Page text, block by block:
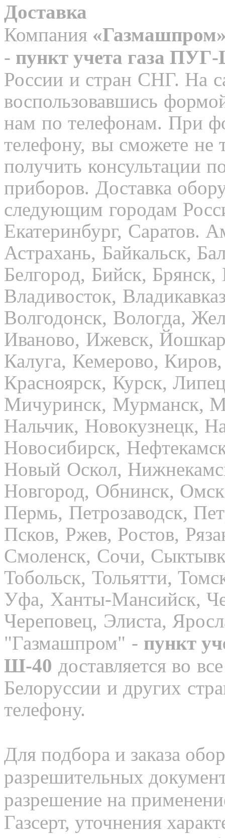
Доставка
Компания
- пункт учета газа
России и стран СНГ. На
воспользовавшись
нам по телефонам. При
телефону, вы сможете не
получить консультации
приборов. Доставка
следующим городам
Екатеринбург, Саратов.
Астрахань, Байкальск,
Белгород, Бийск,
Владивосток,
Волгодонск, Вологда,
Иваново, Ижевск,
Калуга, Кемерово,
Красноярск, Курск,
Мичуринск, Мурманск,
Нальчик, Новокузнецк,
Новосибирск,
Новый Оскол,
Новгород, Обнинск,
Пермь, Петрозаводск,
Псков, Ржев, Ростов,
Смоленск, Сочи,
Тобольск, Тольятти,
Уфа, Ханты-Мансийск,
Череповец, Элиста,
"Газмашпром" - пункт
Ш-40 доставляется во
Белоруссии и других
телефону.
Для подбора и заказа
разрешительных
разрешение на
Газсерт, уточнения